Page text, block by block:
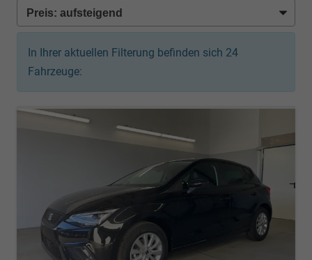
In Ihrer aktuellen Filterung befinden sich 24
Fahrzeuge: